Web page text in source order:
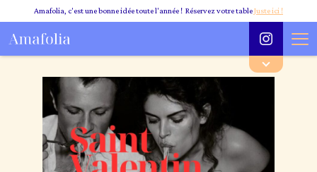
Amafolia, c'est une bonne idée toute l'année ! Réservez votre tableJuste ici !